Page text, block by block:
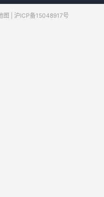
图 沪ICP备15048917号